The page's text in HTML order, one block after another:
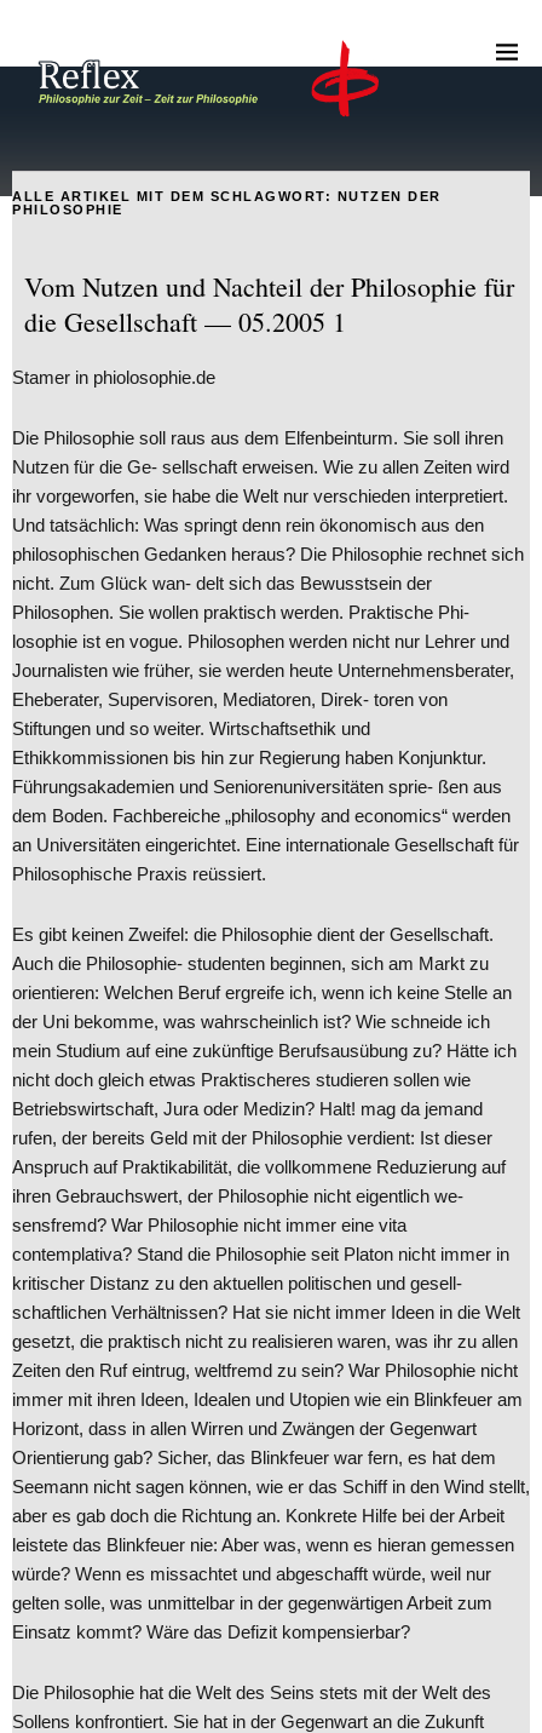
ALLE ARTIKEL MIT DEM SCHLAGWORT: NUTZEN DER
PHILOSOPHIE
Vom Nutzen und Nachteil der Philosophie für
die Gesellschaft — 05.2005 1
Stamer in phiolosophie.de
Die Philosophie soll raus aus dem Elfenbeinturm. Sie soll ihren
Nutzen für die Ge- sellschaft erweisen. Wie zu allen Zeiten wird
ihr vorgeworfen, sie habe die Welt nur verschieden interpretiert.
Und tatsächlich: Was springt denn rein ökonomisch aus den
philosophischen Gedanken heraus? Die Philosophie rechnet sich
nicht. Zum Glück wan- delt sich das Bewusstsein der
Philosophen. Sie wollen praktisch werden. Praktische Phi-
losophie ist en vogue. Philosophen werden nicht nur Lehrer und
Journalisten wie früher, sie werden heute Unternehmensberater,
Eheberater, Supervisoren, Mediatoren, Direk- toren von
Stiftungen und so weiter. Wirtschaftsethik und
Ethikkommissionen bis hin zur Regierung haben Konjunktur.
Führungsakademien und Seniorenuniversitäten sprie- ßen aus
dem Boden. Fachbereiche „philosophy and economics“ werden
an Universitäten eingerichtet. Eine internationale Gesellschaft für
Philosophische Praxis reüssiert.
Es gibt keinen Zweifel: die Philosophie dient der Gesellschaft.
Auch die Philosophie- studenten beginnen, sich am Markt zu
orientieren: Welchen Beruf ergreife ich, wenn ich keine Stelle an
der Uni bekomme, was wahrscheinlich ist? Wie schneide ich
mein Studium auf eine zukünftige Berufsausübung zu? Hätte ich
nicht doch gleich etwas Praktischeres studieren sollen wie
Betriebswirtschaft, Jura oder Medizin? Halt! mag da jemand
rufen, der bereits Geld mit der Philosophie verdient: Ist dieser
Anspruch auf Praktikabilität, die vollkommene Reduzierung auf
ihren Gebrauchswert, der Philosophie nicht eigentlich we-
sensfremd? War Philosophie nicht immer eine vita
contemplativa? Stand die Philosophie seit Platon nicht immer in
kritischer Distanz zu den aktuellen politischen und gesell-
schaftlichen Verhältnissen? Hat sie nicht immer Ideen in die Welt
gesetzt, die praktisch nicht zu realisieren waren, was ihr zu allen
Zeiten den Ruf eintrug, weltfremd zu sein? War Philosophie nicht
immer mit ihren Ideen, Idealen und Utopien wie ein Blinkfeuer am
Horizont, dass in allen Wirren und Zwängen der Gegenwart
Orientierung gab? Sicher, das Blinkfeuer war fern, es hat dem
Seemann nicht sagen können, wie er das Schiff in den Wind stellt,
aber es gab doch die Richtung an. Konkrete Hilfe bei der Arbeit
leistete das Blinkfeuer nie: Aber was, wenn es hieran gemessen
würde? Wenn es missachtet und abgeschafft würde, weil nur
gelten solle, was unmittelbar in der gegenwärtigen Arbeit zum
Einsatz kommt? Wäre das Defizit kompensierbar?
Die Philosophie hat die Welt des Seins stets mit der Welt des
Sollens konfrontiert. Sie hat in der Gegenwart an die Zukunft